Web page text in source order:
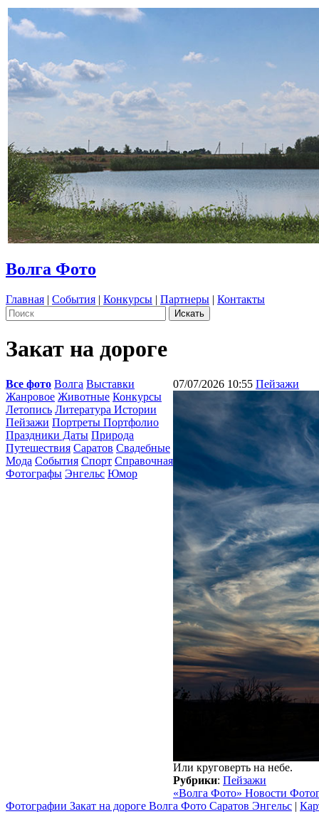
Волга Фото
Главная | События | Конкурсы | Партнеры | Контакты
Закат на дороге
Все фото Волга Выставки
Жанровое Животные Конкурсы
Летопись Литература Истории
Пейзажи Портреты Портфолио
Праздники Даты Природа
Путешествия Саратов Свадебные
Мода События Спорт Справочная
Фотографы Энгельс Юмор
07/07/2026 10:55 Пейзажи
Или круговерть на небе.
Рубрики: Пейзажи
«Волга Фото» Новости
Фотографии Закат на дороге Волга Фото Саратов Энгельс |